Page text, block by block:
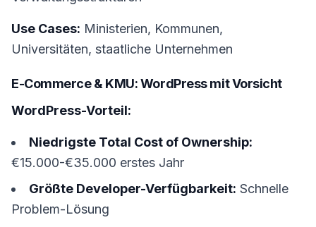
Use Cases: Ministerien, Kommunen,
Universitäten, staatliche Unternehmen
E-Commerce & KMU: WordPress mit Vorsicht
WordPress-Vorteil:
Niedrigste Total Cost of Ownership:
€15.000-€35.000 erstes Jahr
Größte Developer-Verfügbarkeit: Schnelle
Problem-Lösung